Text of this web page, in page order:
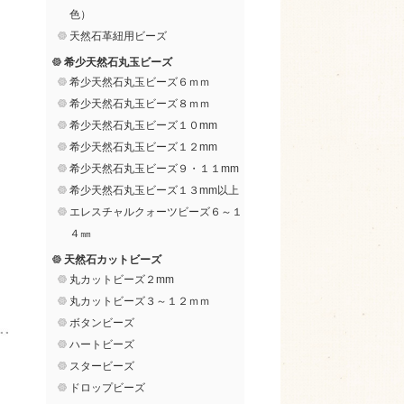
色）
天然石革紐用ビーズ
希少天然石丸玉ビーズ
希少天然石丸玉ビーズ６ｍｍ
希少天然石丸玉ビーズ８ｍｍ
希少天然石丸玉ビーズ１０mm
希少天然石丸玉ビーズ１２mm
希少天然石丸玉ビーズ９・１１mm
希少天然石丸玉ビーズ１３mm以上
エレスチャルクォーツビーズ６～１
４㎜
天然石カットビーズ
丸カットビーズ２mm
丸カットビーズ３～１２ｍｍ
ボタンビーズ
ハートビーズ
スタービーズ
ドロップビーズ